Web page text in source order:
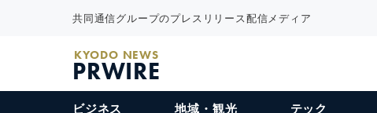
共同通信グループのプレスリリース配信メディア
KYODO NEWS
PRWIRE
ビジネス 地域・観光 テック